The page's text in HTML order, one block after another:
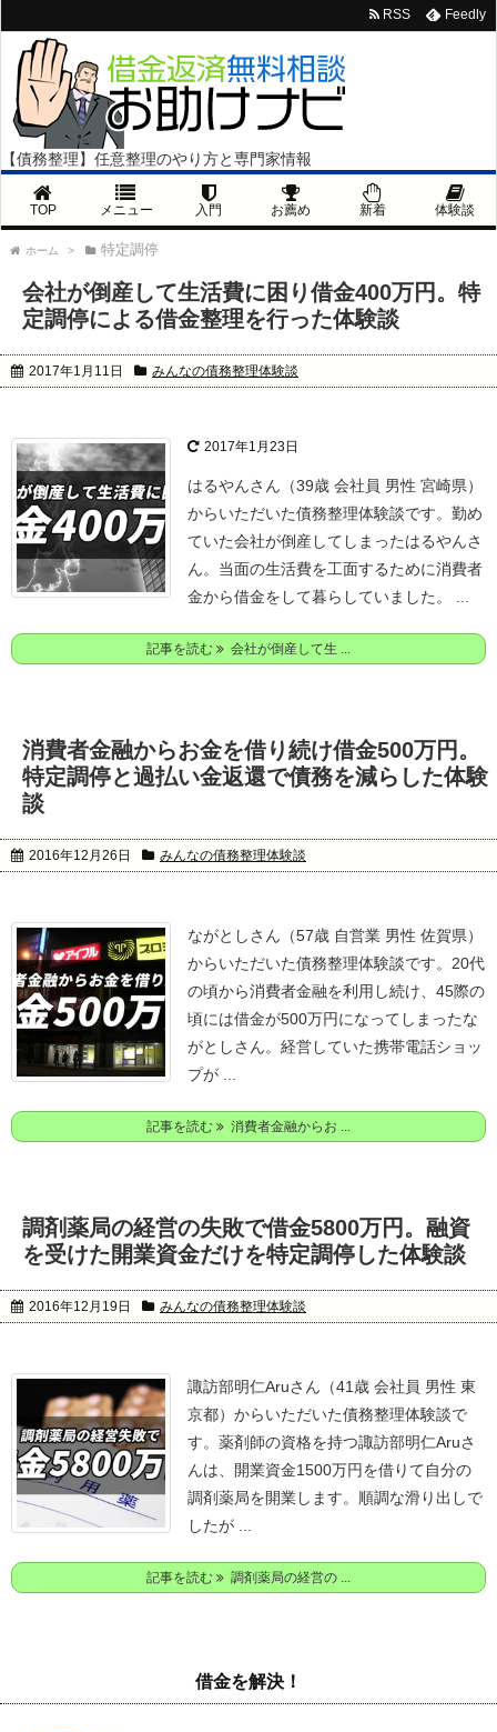
【債務整理】任意整理のやり方と専門家情報
TOP メニュー 入門 お薦め 新着 体験談
RSS Feedly
ホーム > 特定調停
会社が倒産して生活費に困り借金400万円。特
定調停による借金整理を行った体験談
2017年1月11日 みんなの債務整理体験談
2017年1月23日
はるやんさん（39歳 会社員 男性 宮崎県）
からいただいた債務整理体験談です。 勤め
ていた会社が倒産してしまったはるやんさ
ん。 当面の生活費を工面するために消費者
金から借金をして暮らしていました。
記事を読む 会社が倒産して生 ...
消費者金融からお金を借り続け借金500万円。
特定調停と過払い金返還で債務を減らした体験
談
2016年12月26日 みんなの債務整理体験談
ながとしさん（57歳 自営業 男性 佐賀県）
からいただいた債務整理体験談です。 20代
の頃から消費者金融を利用し続け、45際の
頃には借金が500万円になってしまったな
がとしさん。 経営していた携帯電話ショッ
プが ...
記事を読む 消費者金融からお ...
調剤薬局の経営の失敗で借金5800万円。融資
を受けた開業資金だけを特定調停した体験談
2016年12月19日 みんなの債務整理体験談
諏訪部明仁Aruさん（41歳 会社員 男性 東
京都）からいただいた債務整理体験談で
す。 薬剤師の資格を持つ諏訪部明仁Aruさ
んは、開業資金1500万円を借りて自分の
調剤薬局を開業します。
順調な滑り出しで
したが ...
記事を読む 調剤薬局の経営の ...
借金を解決！